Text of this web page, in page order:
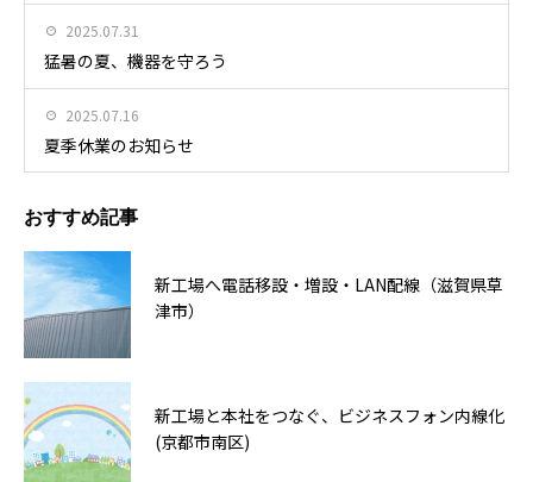
2025.07.31
猛暑の夏、機器を守ろう
2025.07.16
夏季休業のお知らせ
おすすめ記事
新工場へ電話移設・増設・LAN配線（滋賀県草
津市）
新工場と本社をつなぐ、ビジネスフォン内線化
(京都市南区)